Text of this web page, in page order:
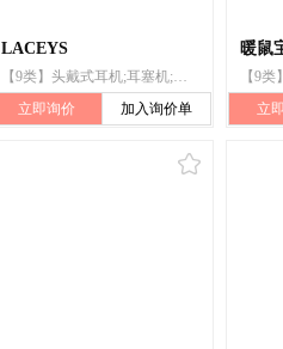
LACEYS
【9类】头戴式耳机;耳塞机;电话用成套免提工具;扬声器音箱;全球定位系统(GPS)设备;计算机键盘;鼠标(数据处理设备);手提电话;电池;电池充电器
立即询价
加入询价单
暖鼠
立